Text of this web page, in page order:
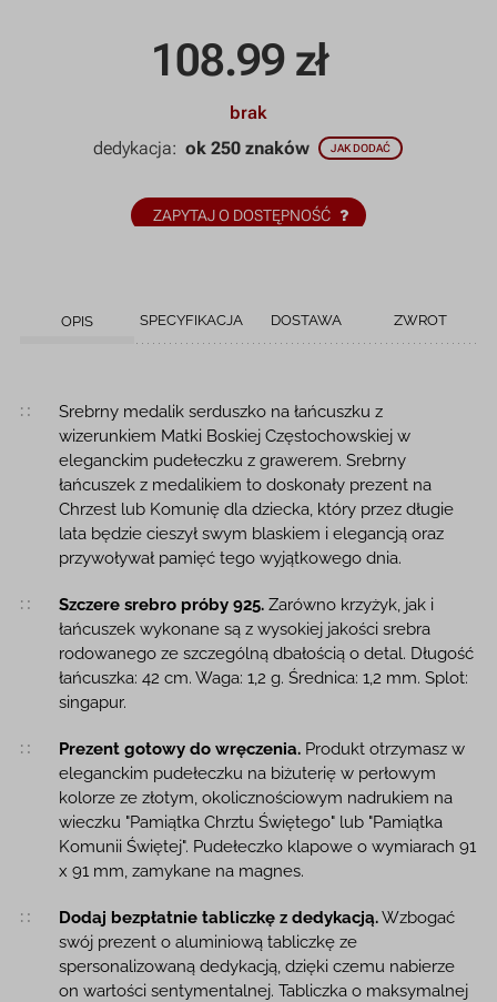
108.99 zł
brak
dedykacja:ok 250 znaków JAK DODAĆ
ZAPYTAJ O DOSTĘPNOŚĆ
OPIS SPECYFIKACJA DOSTAWA ZWROT
Opis produktu
Srebrny medalik serduszko na łańcuszku z
wizerunkiem Matki Boskiej Częstochowskiej w
eleganckim pudełeczku z grawerem. Srebrny
łańcuszek z medalikiem to doskonały prezent na
Chrzest lub Komunię dla dziecka, który przez długie
lata będzie cieszył swym blaskiem i elegancją oraz
przywoływał pamięć tego wyjątkowego dnia.
Szczere srebro próby 925.Zarówno krzyżyk, jak i
łańcuszek wykonane są z wysokiej jakości srebra
rodowanego ze szczególną dbałością o detal. Długość
łańcuszka: 42 cm. Waga: 1,2 g. Średnica: 1,2 mm. Splot:
singapur.
Prezent gotowy do wręczenia.Produkt otrzymasz w
eleganckim pudełeczku na biżuterię w perłowym
kolorze ze złotym, okolicznościowym nadrukiem na
wieczku "Pamiątka Chrztu Świętego" lub "Pamiątka
Komunii Świętej". Pudełeczko klapowe o wymiarach 91
x 91 mm, zamykane na magnes.
Dodaj bezpłatnie tabliczkę z dedykacją.Wzbogać
swój prezent o aluminiową tabliczkę ze
spersonalizowaną dedykacją, dzięki czemu nabierze
on wartości sentymentalnej. Tabliczka o maksymalnej